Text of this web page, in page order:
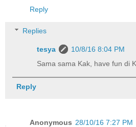
Reply
Replies
tesya
10/8/16 8:04 PM
Sama sama Kak, have fun di
Reply
Anonymous 28/10/16 7:27 PM